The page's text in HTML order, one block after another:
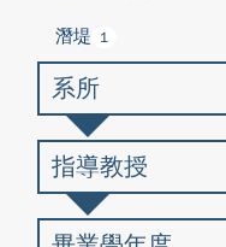
潛堤 1
系所
指導教授